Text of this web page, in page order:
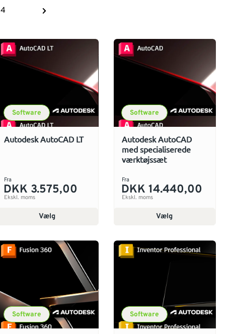
4
Software
Autodesk AutoCAD LT
Fra
DKK 3.575,00
Ekskl. moms
Vælg
Software
Autodesk AutoCAD
med specialiserede
værktøjssæt
Fra
DKK 14.440,00
Ekskl. moms
Vælg
Software Software